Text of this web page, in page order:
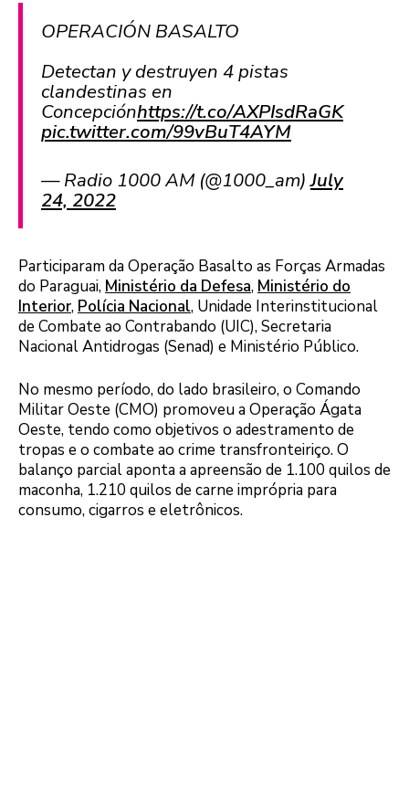
OPERACIÓN BASALTO
Detectan y destruyen 4 pistas
clandestinas en
Concepciónhttps://t.co/AXPIsdRaGK
pic.twitter.com/99vBuT4AYM
— Radio 1000 AM (@1000_am)July
24, 2022
Participaram da Operação Basalto as Forças Armadas
do Paraguai, Ministério da Defesa, Ministério do
Interior, Polícia Nacional, Unidade Interinstitucional
de Combate ao Contrabando (UIC), Secretaria
Nacional Antidrogas (Senad) e Ministério Público.
No mesmo período, do lado brasileiro, o Comando
Militar Oeste (CMO) promoveu a Operação Ágata
Oeste, tendo como objetivos o adestramento de
tropas e o combate ao crime transfronteiriço. O
balanço parcial aponta a apreensão de 1.100 quilos de
maconha, 1.210 quilos de carne imprópria para
consumo, cigarros e eletrônicos.